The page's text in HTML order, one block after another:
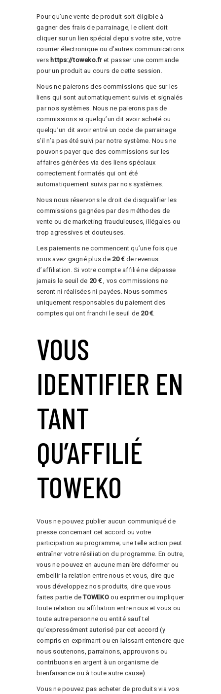
Pour qu’une vente de produit soit éligible à
gagner des frais de parrainage, le client doit
cliquer sur un lien spécial depuis votre site, votre
courrier électronique ou d’autres communications
vershttps://toweko.fret passer une commande
pour un produit au cours de cette session.
Nous ne paierons des commissions que sur les
liens qui sont automatiquement suivis et signalés
par nos systèmes. Nous ne paierons pas de
commissions si quelqu’un dit avoir acheté ou
quelqu’un dit avoir entré un code de parrainage
s’il n’a pas été suivi par notre système. Nous ne
pouvons payer que des commissions sur les
affaires générées via des liens spéciaux
correctement formatés qui ont été
automatiquement suivis par nos systèmes.
Nous nous réservons le droit de disqualifier les
commissions gagnées par des méthodes de
vente ou de marketing frauduleuses, illégales ou
trop agressives et douteuses.
Les paiements ne commencent qu’une fois que
vous avez gagné plus de 20 €de revenus
d’affiliation. Si votre compte affilié ne dépasse
jamais le seuil de 20 €, vos commissions ne
seront ni réalisées ni payées. Nous sommes
uniquement responsables du paiement des
comptes qui ont franchi le seuil de 20 €.
VOUS
IDENTIFIER EN
TANT
QU’AFFILIÉ
TOWEKO
Vous ne pouvez publier aucun communiqué de
presse concernant cet accord ou votre
participation au programme; une telle action peut
entraîner votre résiliation du programme. En outre,
vous ne pouvez en aucune manière déformer ou
embellir la relation entre nous et vous, dire que
vous développez nos produits, dire que vous
faites partie deTOWEKOou exprimer ou impliquer
toute relation ou affiliation entre nous et vous ou
toute autre personne ou entité sauf tel
qu’expressément autorisé par cet accord (y
compris en exprimant ou en laissant entendre que
nous soutenons, parrainons, approuvons ou
contribuons en argent à un organisme de
bienfaisance ou à toute autre cause).
Vous ne pouvez pas acheter de produits via vos